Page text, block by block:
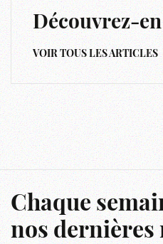
Découvrez-
VOIR TOUS LES ARTICLES
Chaque
nos dernières